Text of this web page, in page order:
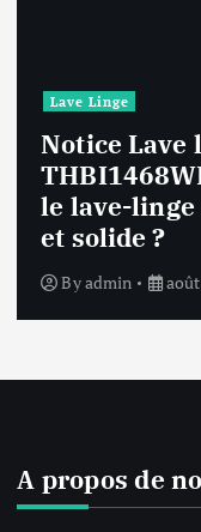
Lave Linge
Notice Lave
F94841WH :
affiche une
Byadmin août
A propos de